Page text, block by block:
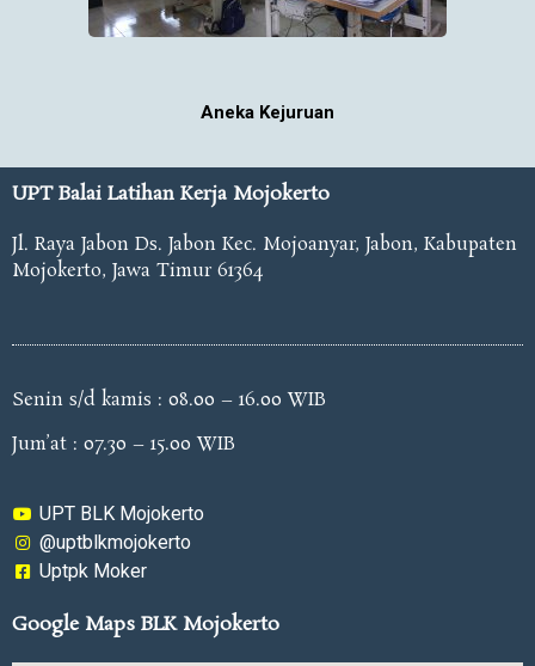
Aneka Kejuruan
UPT Balai Latihan Kerja Mojokerto
Jl. Raya Jabon Ds. Jabon Kec. Mojoanyar, Jabon, Kabupaten
Mojokerto, Jawa Timur 61364
Senin s/d kamis : 08.00 – 16.00 WIB
Jum’at : 07.30 – 15.00 WIB
UPT BLK Mojokerto
@uptblkmojokerto
Uptpk Moker
Google Maps BLK Mojokerto